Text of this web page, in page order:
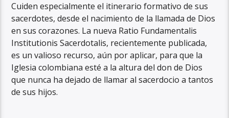
Cuiden especialmente el itinerario formativo de sus
sacerdotes, desde el nacimiento de la llamada de Dios
en sus corazones. La nueva Ratio Fundamentalis
Institutionis Sacerdotalis, recientemente publicada,
es un valioso recurso, aún por aplicar, para que la
Iglesia colombiana esté a la altura del don de Dios
que nunca ha dejado de llamar al sacerdocio a tantos
de sus hijos.